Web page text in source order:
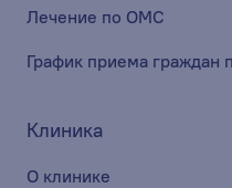
Лечение по ОМС
График приема граждан
Клиника
О клинике